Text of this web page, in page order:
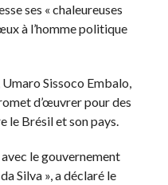
ses « chaleureuses
à l’homme politique
Sissoco Embalo,
d’œuvrer pour des
Brésil et son pays.
le gouvernement
Silva », a déclaré le